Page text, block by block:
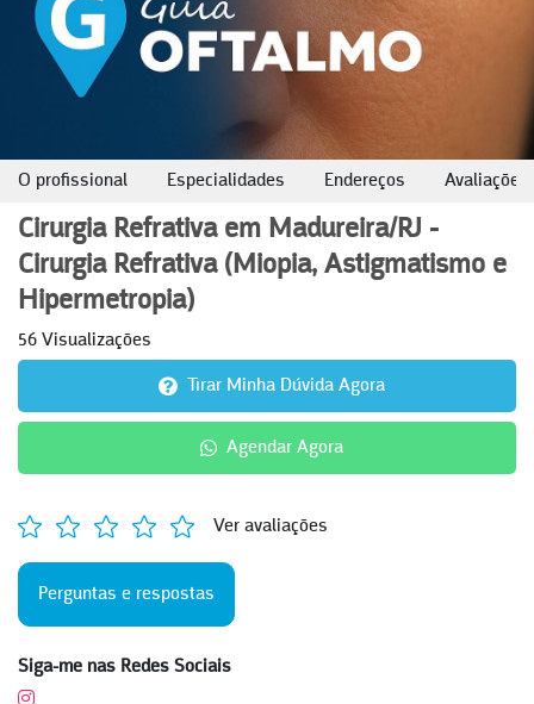
O profissional Especialidades Endereços Avaliações
Cirurgia Refrativa em Madureira/RJ -
Cirurgia Refrativa (Miopia, Astigmatismo e
Hipermetropia)
56 Visualizações
Tirar Minha Dúvida Agora
Agendar Agora
Ver avaliações
Perguntas e respostas
Siga-me nas Redes Sociais